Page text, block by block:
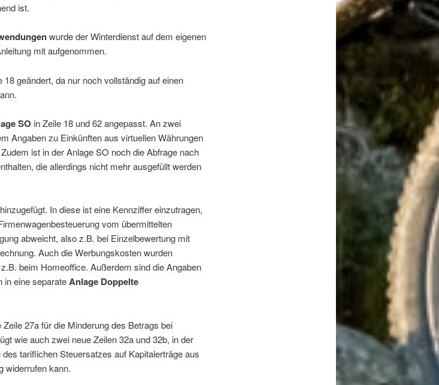
ist.
wurde der Winterdienst auf dem eigenen
mit aufgenommen.
geändert, da nur noch vollständig auf einen
SO in Zeile 18 und 62 angepasst. An zwei
Angaben zu Einkünften aus virtuellen Währungen
ist in der Anlage SO noch die Abfrage nach
die allerdings nicht mehr ausgefüllt werden
In diese ist eine Kennziffer einzutragen,
vom übermittelten
abweicht, also z.B. bei Einzelbewertung mit
Auch die Werbungskosten wurden
beim Homeoffice. Außerdem sind die Angaben
in eine separateAnlage Doppelte
27a für die Minderung des Betrags bei
wie auch zwei neue Zeilen 32a und 32b, in der
tariflichen Steuersatzes auf Kapitalerträge aus
widerrufen kann.